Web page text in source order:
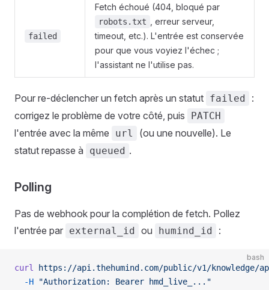
failed
Fetch échoué (404, bloqué par
robots.txt
, erreur serveur,
timeout, etc.). L'entrée est conservée
pour que vous voyiez l'échec ;
l'assistant ne l'utilise pas.
Pour re-déclencher un fetch après un statut failed
:
corrigez le problème de votre côté, puis
PATCH
l'entrée avec la même url
(ou une nouvelle). Le
statut repasse à
queued .
Polling
Pas de webhook pour la complétion de fetch. Pollez
l'entrée par external_id ou humind_id :
bash
curl
https://api.thehumind.com/public/v1/knowledge/
  -H
"Authorization: Bearer hmd_live_..."